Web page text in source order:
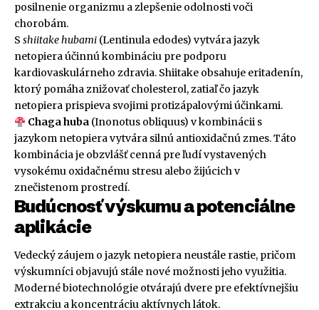
posilnenie organizmu a zlepšenie odolnosti voči
chorobám.
S shiitake hubami (Lentinula edodes) vytvára jazyk
netopiera účinnú kombináciu pre podporu
kardiovaskulárneho zdravia. Shiitake obsahuje eritadenín,
ktorý pomáha znižovať cholesterol, zatiaľ čo jazyk
netopiera prispieva svojimi protizápalovými účinkami.
Chaga huba(Inonotus obliquus) v kombinácii s
jazykom netopiera vytvára silnú antioxidačnú zmes. Táto
kombinácia je obzvlášť cenná pre ľudí vystavených
vysokému oxidačnému stresu alebo žijúcich v
znečistenom prostredí.
Budúcnosť výskumu a potenciálne
aplikácie
Vedecký záujem o jazyk netopiera neustále rastie, pričom
výskumníci objavujú stále nové možnosti jeho využitia.
Moderné biotechnológie otvárajú dvere pre efektívnejšiu
extrakciu a koncentráciu aktívnych látok.